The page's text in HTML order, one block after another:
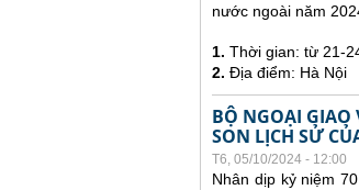
nước ngoài năm
1. Thời gian: từ 21-
2. Địa điểm: Hà Nội
BỘ NGOẠI GIAO
SON LỊCH SỬ
T6, 05/10/2024 - 12:00
Nhân dịp kỷ niệm